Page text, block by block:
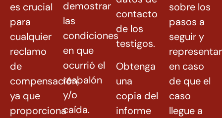
es crucial
para
cualquier
reclamo
de
compensación,
ya que
proporciona
demostrar
las
condiciones
en que
ocurrió el
resbalón
y/o
caída.
contacto
de los
testigos.
Obtenga
una
copia del
informe
sobre los
pasos a
seguir y
en caso
de que el
caso
llegue a